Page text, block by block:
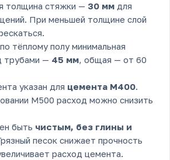
толщина стяжки — 30 мм для
При меньшей толщине слой
тёплому полу минимальная
трубами — 45 мм, общая — от 60
указан для цемента М400.
М500 расход можно снизить
быть чистым, без глины и
песок снижает прочность
расход цемента.